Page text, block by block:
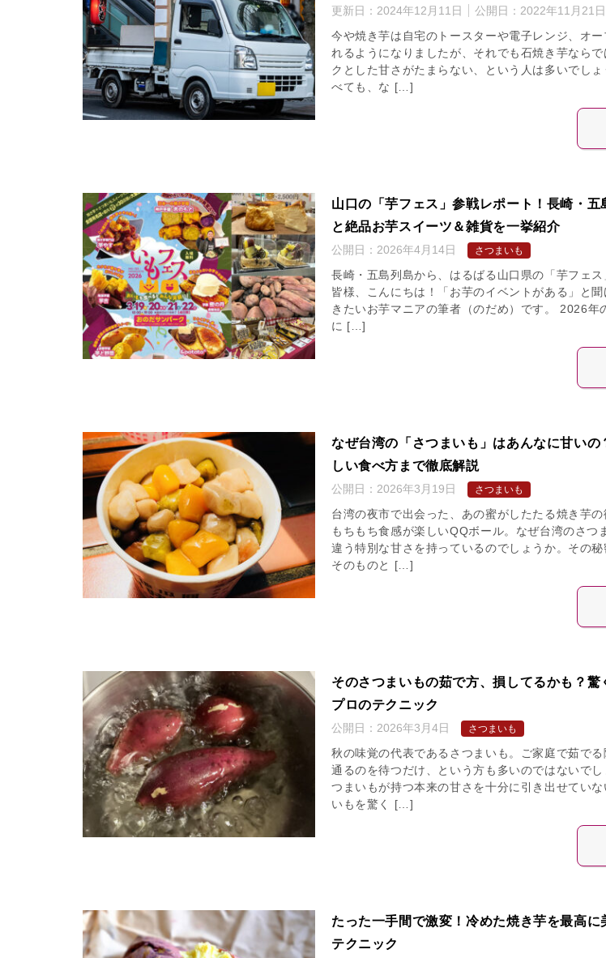
更新日： 2024年12月11日 公開日： 2022年11月21日
今や焼き芋は自宅のトースターや電子レンジ、オ
れるようになりましたが、それでも石焼き芋なら
クとした甘さがたまらない、という人は多いでし
べても、な […]
山口の「芋フェス」参戦レポート！長崎・五
と絶品お芋スイーツ＆雑貨を一挙紹介
公開日： 2026年4月14日 さつまいも
長崎・五島列島から、はるばる山口県の「芋フェ
皆様、こんにちは！「お芋のイベントがある」と
きたいお芋マニアの筆者（のだめ）です。 2026年
に […]
なぜ台湾の「さつまいも」はあんなに甘いの
しい食べ方まで徹底解説
公開日： 2026年3月19日 さつまいも
台湾の夜市で出会った、あの蜜がしたたる焼き芋の
もちもち食感が楽しいQQボール。なぜ台湾のさつ
違う特別な甘さを持っているのでしょうか。その秘
そのものと […]
そのさつまいもの茹で方、損してるかも？驚
プロのテクニック
公開日： 2026年3月4日 さつまいも
秋の味覚の代表であるさつまいも。ご家庭で茹で
通るのを待つだけ、という方も多いのではないで
つまいもが持つ本来の甘さを十分に引き出せてい
いもを驚く […]
たった一手間で激変！冷めた焼き芋を最高に
テクニック